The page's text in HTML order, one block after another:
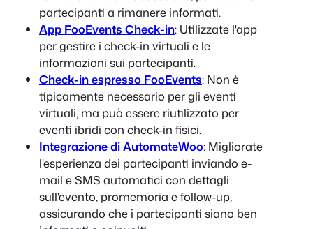
partecipanti a rimanere informati.
App FooEvents Check-in: Utilizzate l'app
per gestire i check-in virtuali e le
informazioni sui partecipanti.
Check-in espresso FooEvents: Non è
tipicamente necessario per gli eventi
virtuali, ma può essere riutilizzato per
eventi ibridi con check-in fisici.
Integrazione di AutomateWoo: Migliorate
l'esperienza dei partecipanti inviando e-
mail e SMS automatici con dettagli
sull'evento, promemoria e follow-up,
assicurando che i partecipanti siano ben